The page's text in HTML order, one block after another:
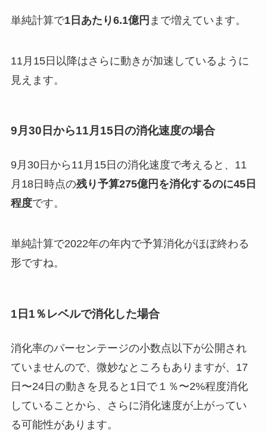
単純計算で1日あたり6.1億円 まで増えています。
11月15日以降はさらに動きが加速しているように
見えます。
9月30日から11月15日の消化速度の場合
9月30日から11月15日の消化速度で考えると、11
月18日時点の残り予算275億円を消化するのに45日
程度です。
単純計算で2022年の年内で予算消化がほぼ終わる
形ですね。
1日1％レベルで消化した場合
消化率のパーセンテージの小数点以下が公開され
ていませんので、微妙なところもありますが、17
日〜24日の動きを見ると1日で１％〜2%程度消化
していることから、さらに消化速度が上がってい
る可能性があります。